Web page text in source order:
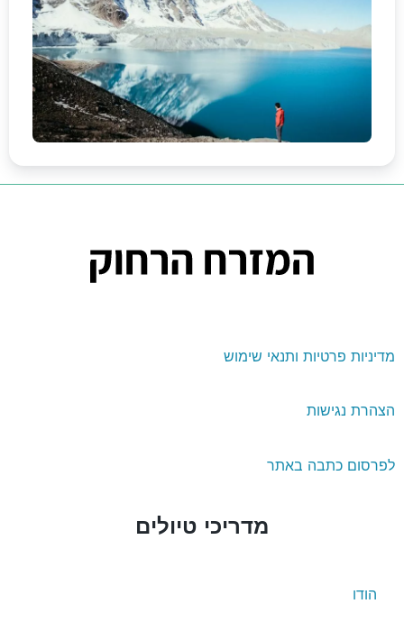
מדיניות פרטיות ותנאי שימוש
הצהרת נגישות
לפרסום כתבה באתר
מדריכי טיולים
הודו